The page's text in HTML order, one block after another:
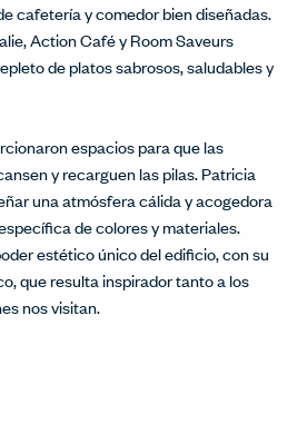
cafetería y comedor bien diseñadas.
Action Café y Room Saveurs
de platos sabrosos, saludables y
espacios para que las
y recarguen las pilas. Patricia
una atmósfera cálida y acogedora
de colores y materiales.
estético único del edificio, con su
que resulta inspirador tanto a los
nos visitan.